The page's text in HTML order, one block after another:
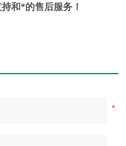
和*的售后服务！